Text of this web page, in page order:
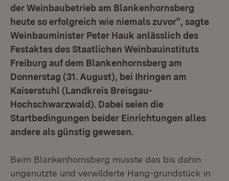
der Weinbaubetrieb am Blankenhornsberg
heute so erfolgreich wie niemals zuvor“, sagte
Weinbauminister Peter Hauk anlässlich des
Festaktes des Staatlichen Weinbauinstituts
Freiburg auf dem Blankenhornsberg am
Donnerstag (31. August), bei Ihringen am
Kaiserstuhl (Landkreis Breisgau-
Hochschwarzwald). Dabei seien die
Startbedingungen beider Einrichtungen alles
andere als günstig gewesen.
Beim Blankenhornsberg musste das bis dahin
ungenutzte und verwilderte Hang-grundstück in